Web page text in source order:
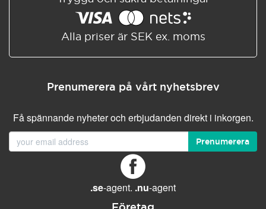
Delad/Synkroniserad
adressbok
E-postfiltrering
Autosvar
Daglig säkerhetskopiering
telefonsupport
Alla priser är SEK ex. moms
Prenumerera på vårt nyhetsbrev
Få spännande nyheter och erbjudanden direkt i inkorgen.
Prenumerera
.se-agent. .nu-agent